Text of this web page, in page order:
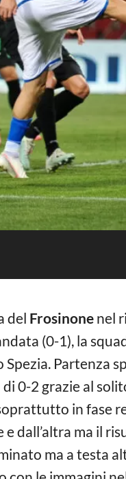
del Frosinone nel
(0-1), la
Spezia. Partenza
0-2 grazie al
in fase
dall’altra ma il
ma a testa